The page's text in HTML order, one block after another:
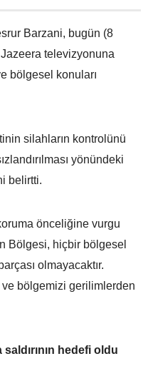
Barzani, bugün (8
televizyonuna
bölgesel konuları
silahların kontrolünü
yönündeki
belirtti.
önceliğine vurgu
Bölgesi, hiçbir bölgesel
olmayacaktır.
ve bölgemizi gerilimlerden
hedefi oldu